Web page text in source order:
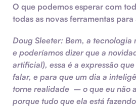
O que podemos esperar com
todas as novas ferramentas
Doug Sleeter: Bem, a tecnologia
e poderíamos dizer que a
artificial), essa é a expressão
falar, e para que um dia a
torne realidade – o que eu não
porque tudo que ela está